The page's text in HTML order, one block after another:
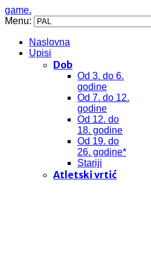
game.
Menu:
Naslovna
Upisi
Dob
Od 3. do 6.
godine
Od 7. do 12.
godine
Od 12. do
18. godine
Od 19. do
26. godine*
Stariji
Atletski vrtić